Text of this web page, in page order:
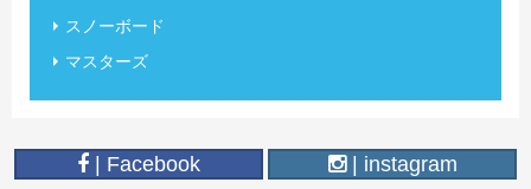
スノーボード
マスターズ
| Facebook | instagram